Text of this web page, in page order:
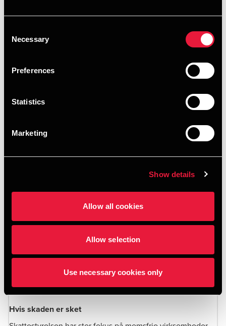
Selection
Necessary
Preferences
Statistics
Marketing
Show details
Allow all cookies
Allow selection
Use necessary cookies only
dyre- og blomsterparker samt kulturelle institutioner,
herunder museer og udstillinger. Reglerne gælder også for
offentlige virksomheder (heriblandt kommuner og
Pligten til at betale erhvervelsesmoms gælder som
skal dog ikke betales erhvervelsesmoms ved køb af nogle
få specifikke ydelser i udlandet, når disse også forbruges i
sportsbegivenheder, leje af bil i under 30 dage samt
Som eksempel på udenlandske ydelseskøb, hvoraf der skal
købes hos Facebook, Google, Apple, Dropbox, Adobe,
Microsoft og iCloud. Det gælder uanset, at købet måske
rent faktisk er faktureret med moms, fordi sælgeren
ser vi desværre en del tilfælde af.
Hvis skaden er sket